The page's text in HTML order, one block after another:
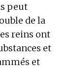
peut
de la
reins ont
et
et